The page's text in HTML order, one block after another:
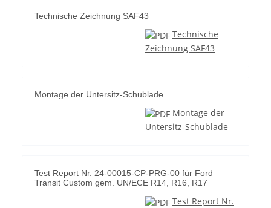
Technische Zeichnung SAF43
Technische
Zeichnung SAF43
Montage der Untersitz-Schublade
Montage der
Untersitz-Schublade
Test Report Nr. 24-00015-CP-PRG-00 für Ford
Transit Custom gem. UN/ECE R14, R16, R17
Test Report Nr.